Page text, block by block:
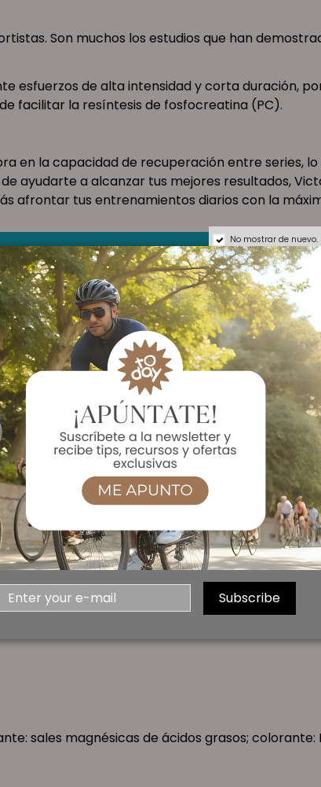
Son muchos los estudios que han
esfuerzos de alta intensidad y corta duración,
facilitar la resíntesis de fosfocreatina (PC).
en la capacidad de recuperación entre series,
ayudarte a alcanzar tus mejores resultados,
afrontar tus entrenamientos diarios con la
Ver Oferta en Amazon
MODO DE EMPLEO
Polvo: 1 porción por día (3,4g)
Después descansar 2-4 semanas.
INFORMACION NUTRICIONAL
Por 4 cápsulas:
Creatina Monohydrato: 2877 mg
- de la cual creatina: 2537 mg
120 Unidades
sales magnésicas de ácidos grasos; colorante:
No mostrar de nuevo.
Subscribe